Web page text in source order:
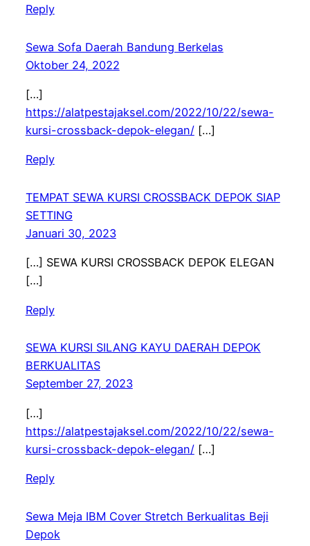
Reply
Sewa Sofa Daerah Bandung Berkelas
Oktober 24, 2022
[…]
https://alatpestajaksel.com/2022/10/22/sewa-
kursi-crossback-depok-elegan/[…]
Reply
TEMPAT SEWA KURSI CROSSBACK DEPOK SIAP
SETTING
Januari 30, 2023
[…] SEWA KURSI CROSSBACK DEPOK ELEGAN
[…]
Reply
SEWA KURSI SILANG KAYU DAERAH DEPOK
BERKUALITAS
September 27, 2023
[…]
https://alatpestajaksel.com/2022/10/22/sewa-
kursi-crossback-depok-elegan/[…]
Reply
Sewa Meja IBM Cover Stretch Berkualitas Beji
Depok